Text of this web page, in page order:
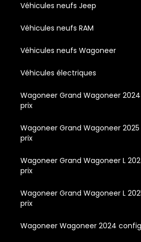
Véhicules neufs Jeep
Véhicules neufs RAM
Véhicules neufs Wagoneer
Véhicules électriques
Wagoneer Grand Wagoneer
prix
Wagoneer Grand Wagoneer
prix
Wagoneer Grand Wagoneer L
prix
Wagoneer Grand Wagoneer L
prix
Wagoneer Wagoneer 2024